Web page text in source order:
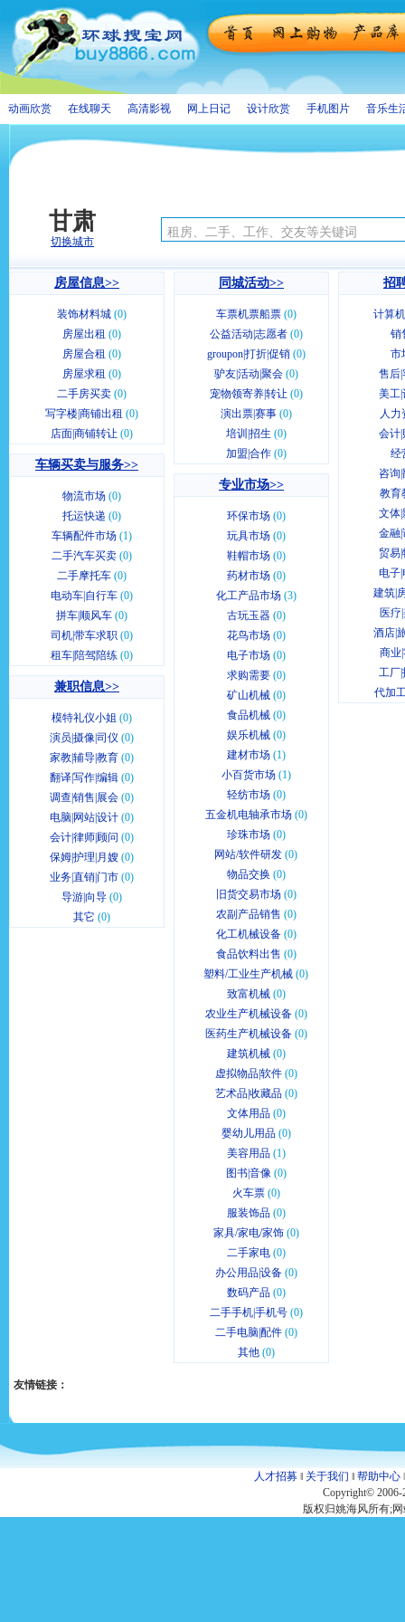
动画欣赏 在线聊天 高清影视 网上日记 设计欣赏 手机图片 音乐生
甘肃
切换城市
房屋信息>>
装饰材料城 (0)
房屋出租 (0)
房屋合租 (0)
房屋求租 (0)
二手房买卖 (0)
写字楼|商铺出租 (0)
店面|商铺转让 (0)
车辆买卖与服务>>
物流市场 (0)
托运快递 (0)
车辆配件市场 (1)
二手汽车买卖 (0)
二手摩托车 (0)
电动车|自行车 (0)
拼车|顺风车 (0)
司机|带车求职 (0)
租车|陪驾陪练 (0)
兼职信息>>
模特礼仪小姐 (0)
演员|摄像|司仪 (0)
家教|辅导|教育 (0)
翻译|写作|编辑 (0)
调查|销售|展会 (0)
电脑|网站|设计 (0)
会计|律师|顾问 (0)
保姆|护理|月嫂 (0)
业务|直销|门市 (0)
导游|向导 (0)
其它 (0)
同城活动>>
车票机票船票 (0)
公益活动|志愿者 (0)
groupon|打折|促销 (0)
驴友|活动|聚会 (0)
宠物领寄养|转让 (0)
演出票|赛事 (0)
培训|招生 (0)
加盟|合作 (0)
专业市场>>
环保市场 (0)
玩具市场 (0)
鞋帽市场 (0)
药材市场 (0)
化工产品市场 (3)
古玩玉器 (0)
花鸟市场 (0)
电子市场 (0)
求购需要 (0)
矿山机械 (0)
食品机械 (0)
娱乐机械 (0)
建材市场 (1)
小百货市场 (1)
轻纺市场 (0)
五金机电轴承市场 (0)
珍珠市场 (0)
网站/软件研发 (0)
物品交换 (0)
旧货交易市场 (0)
农副产品销售 (0)
化工机械设备 (0)
食品饮料出售 (0)
塑料/工业生产机械 (0)
致富机械 (0)
农业生产机械设备 (0)
医药生产机械设备 (0)
建筑机械 (0)
虚拟物品|软件 (0)
艺术品|收藏品 (0)
文体用品 (0)
婴幼儿用品 (0)
美容用品 (1)
图书|音像 (0)
火车票 (0)
服装饰品 (0)
家具/家电/家饰 (0)
二手家电 (0)
办公用品|设备 (0)
数码产品 (0)
二手手机|手机号 (0)
二手电脑|配件 (0)
其他 (0)
招
计算
销
市
售后|
美工|
人力
会计|
经
咨询
教育
文体|
金融|
贸易
电子|
建筑|
医疗
酒店|
商业
工厂|
代加
友情链接：
人才招募 ‖ 关于我们 ‖ 帮助中心
Copyright© 2006-
版权归姚海风所有;